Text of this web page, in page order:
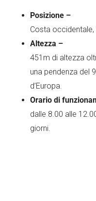
Posizione –
Costa occidentale,
Altezza –
451m di altezza
una pendenza del
d’Europa.
Orario di
dalle 8.00 alle
giorni.